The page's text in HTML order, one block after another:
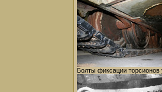
Болты фиксации